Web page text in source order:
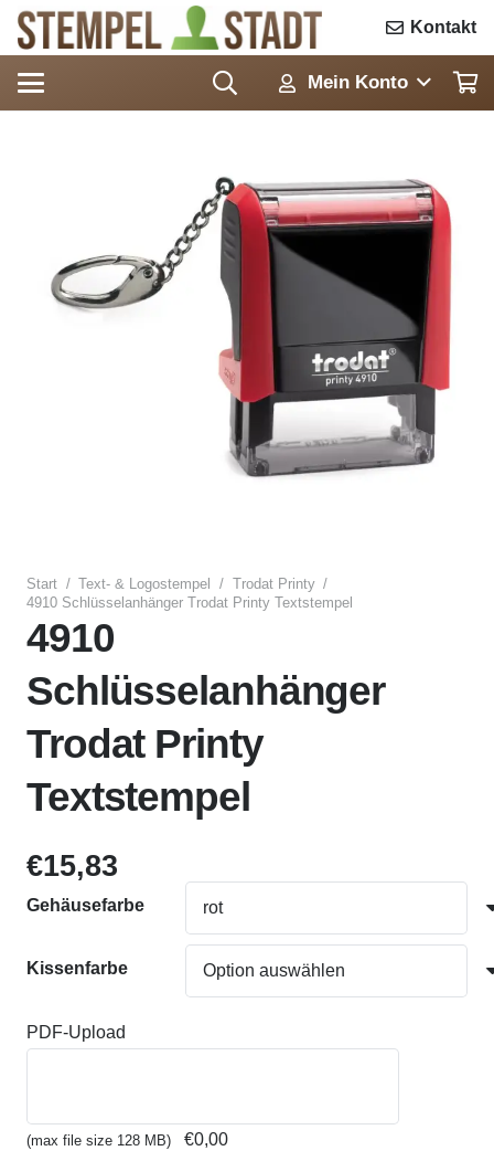
Kontakt
Mein Konto
Start / Text- & Logostempel / Trodat Printy /
4910 Schlüsselanhänger Trodat Printy Textstempel
4910
Schlüsselanhänger
Trodat Printy
Textstempel
€15,83
Gehäusefarbe
Kissenfarbe
PDF-Upload
(max file size 128 MB) €0,00